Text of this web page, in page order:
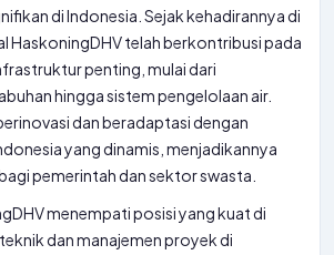
di Indonesia. Sejak kehadirannya di
HaskoningDHV telah berkontribusi pada
penting, mulai dari
hingga sistem pengelolaan air.
dan beradaptasi dengan
yang dinamis, menjadikannya
pemerintah dan sektor swasta.
menempati posisi yang kuat di
dan manajemen proyek di